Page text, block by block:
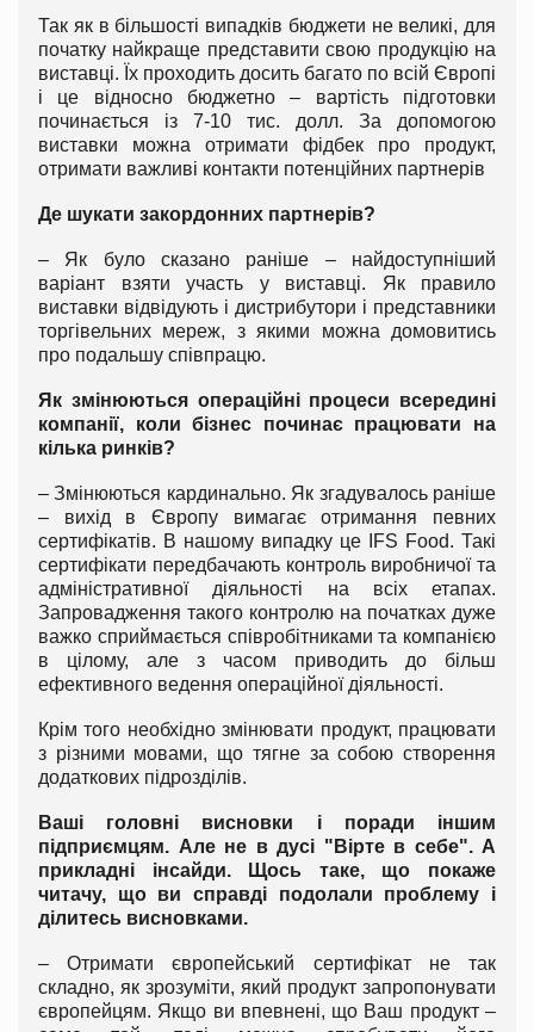
Так як в більшості випадків бюджети не великі, для
початку найкраще представити свою продукцію на
виставці. Їх проходить досить багато по всій Європі
і це відносно бюджетно – вартість підготовки
починається із 7-10 тис. долл. За допомогою
виставки можна отримати фідбек про продукт,
отримати важливі контакти потенційних партнерів
Де шукати закордонних партнерів?
–
Як було сказано раніше – найдоступніший
варіант взяти участь у виставці. Як правило
виставки відвідують і дистрибутори і представники
торгівельних мереж, з якими можна домовитись
про подальшу співпрацю.
Як змінюються операційні процеси всередині
компанії, коли бізнес починає працювати на
кілька ринків?
– Змінюються кардинально. Як згадувалось раніше
– вихід в Європу вимагає отримання певних
сертифікатів. В нашому випадку це IFS Food. Такі
сертифікати передбачають контроль виробничої та
адміністративної діяльності на всіх етапах.
Запровадження такого контролю на початках дуже
важко сприймається співробітниками та компанією
в цілому, але з часом приводить до більш
ефективного ведення операційної діяльності.
Крім того необхідно змінювати продукт, працювати
з різними мовами, що тягне за собою створення
додаткових підрозділів.
Ваші головні висновки і поради іншим
підприємцям. Але не в дусі "Вірте в себе". А
прикладні інсайди. Щось таке, що покаже
читачу, що ви справді подолали проблему і
ділитесь висновками.
–
Отримати європейський сертифікат не так
складно, як зрозуміти, який продукт запропонувати
європейцям. Якщо ви впевнені, що Ваш продукт –